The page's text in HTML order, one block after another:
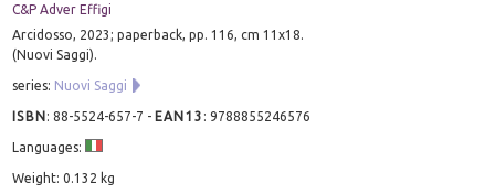
C&P Adver Effigi
Arcidosso, 2023; paperback, pp. 116, cm 11x18.
(Nuovi Saggi).
series: Nuovi Saggi
ISBN:88-5524-657-7 - EAN13 :9788855246576
Languages:
Weight: 0.132 kg